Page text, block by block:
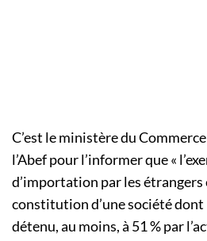
C’est le ministère du
l’Abef pour l’informer que «
d’importation par les étrangers
constitution d’une société dont
détenu, au moins, à 51 % par